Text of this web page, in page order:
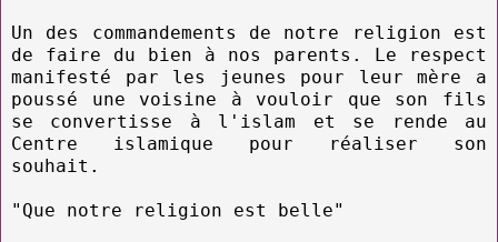
Un des commandements de notre religion est
de faire du bien à nos parents. Le respect
manifesté par les jeunes pour leur mère a
poussé une voisine à vouloir que son fils
se convertisse à l'islam et se rende au
Centre islamique pour réaliser son
souhait.
"Que notre religion est belle"